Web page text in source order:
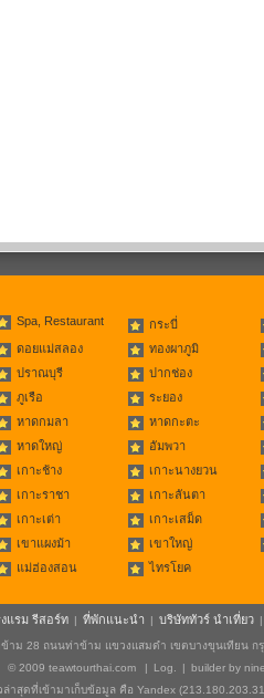
Spa, Restaurant กระบี่
ดอยแม่สลอง ทองผาภูมิ
ปราณบุรี ปากช่อง
ภูเรือ ระยอง
หาดกมลา หาดกะตะ
หาดใหญ่ อัมพวา
เกาะช้าง เกาะนางยวน
เกาะราชา เกาะลันตา
เกาะเต่า เกาะเสม็ด
เขาแผงม้า เขาใหญ่
แม่ฮ่องสอน ไทรโยค
แรม รีสอร์ท | ที่พักแนะนำ | บริษัททัวร์ นำเที่ยว |
าม 28 ถนนท่าข้าม แขวงแสมดำ เขตบางขุนเทียน ก
© 2009 teawtourthai.com | Log. | builder by
าสุดที่เข้ามาเก็บข้อมูล คือ Yandex